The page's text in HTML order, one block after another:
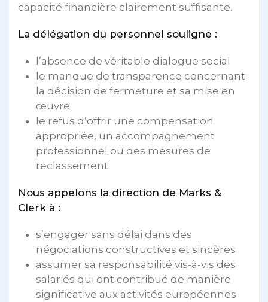
capacité financière clairement suffisante.
La délégation du personnel souligne :
l’absence de véritable dialogue social
le manque de transparence concernant
la décision de fermeture et sa mise en
œuvre
le refus d’offrir une compensation
appropriée, un accompagnement
professionnel ou des mesures de
reclassement
Nous appelons la direction de Marks &
Clerk à :
s’engager sans délai dans des
négociations constructives et sincères
assumer sa responsabilité vis-à-vis des
salariés qui ont contribué de manière
significative aux activités européennes